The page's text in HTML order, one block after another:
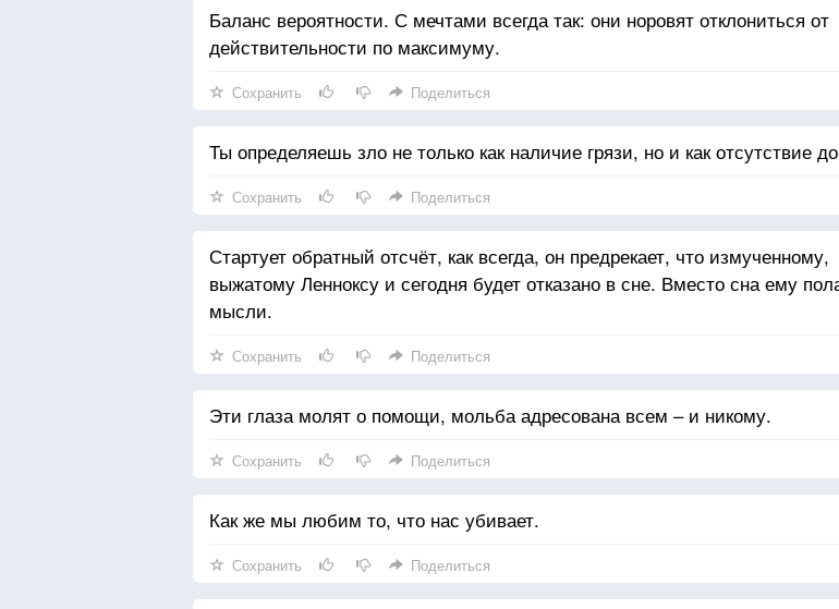
Баланс вероятности. С мечтами всегда так: они норовят отклониться от
действительности по максимуму.
Сохранить Поделиться
Ты определяешь зло не только как наличие грязи, но и как отсутствие
Сохранить Поделиться
Стартует обратный отсчёт, как всегда, он предрекает, что измученному,
выжатому Ленноксу и сегодня будет отказано в сне. Вместо сна ему
мысли.
Сохранить Поделиться
Эти глаза молят о помощи, мольба адресована всем – и никому.
Сохранить Поделиться
Как же мы любим то, что нас убивает.
Сохранить Поделиться